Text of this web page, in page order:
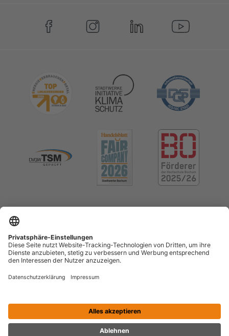
Menschenrechte (LkSG) Erklärung zur Barrierefreiheit
Kontrast erhöhen Vertrag widerrufen